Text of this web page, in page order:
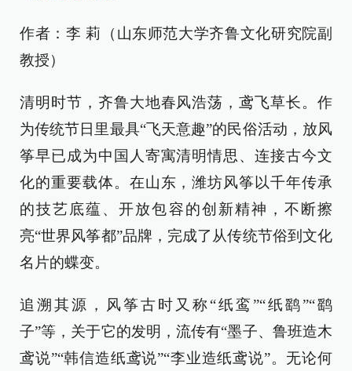
作者：李 莉（山东师范大学齐鲁文化研究院副
教授）
清明时节，齐鲁大地春风浩荡，鸢飞草长。作
为传统节日里最具“飞天意趣”的民俗活动，放风
筝早已成为中国人寄寓清明情思、连接古今文
化的重要载体。在山东，潍坊风筝以千年传承
的技艺底蕴、开放包容的创新精神，不断擦
亮“世界风筝都”品牌，完成了从传统节俗到文化
名片的蝶变。
追溯其源，风筝古时又称“纸鸾”“纸鹞”“鹞
子”等，关于它的发明，流传有“墨子、鲁班造木
鸢说”“韩信造纸鸢说”“李业造纸鸢说”。无论何